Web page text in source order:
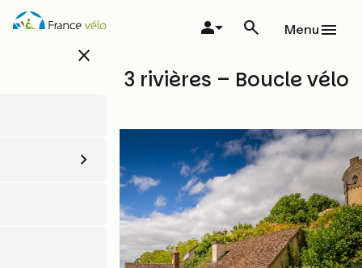
Aller
au
close
Menu
Circuit des 3 rivières – Boucle vélo